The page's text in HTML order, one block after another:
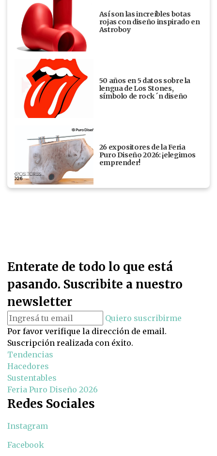
Así son las increíbles botas
rojas con diseño inspirado en
Astroboy
50 años en 5 datos sobre la
lengua de Los Stones,
símbolo de rock ´n diseño
26 expositores de la Feria
Puro Diseño 2026: ¡elegimos
emprender!
Enterate de todo lo que está
pasando. Suscribite a nuestro
newsletter
Quiero suscribirme
Por favor verifique la dirección de email.
Suscripción realizada con éxito.
Tendencias
Hacedores
Sustentables
Feria Puro Diseño 2026
Redes Sociales
Instagram
Facebook